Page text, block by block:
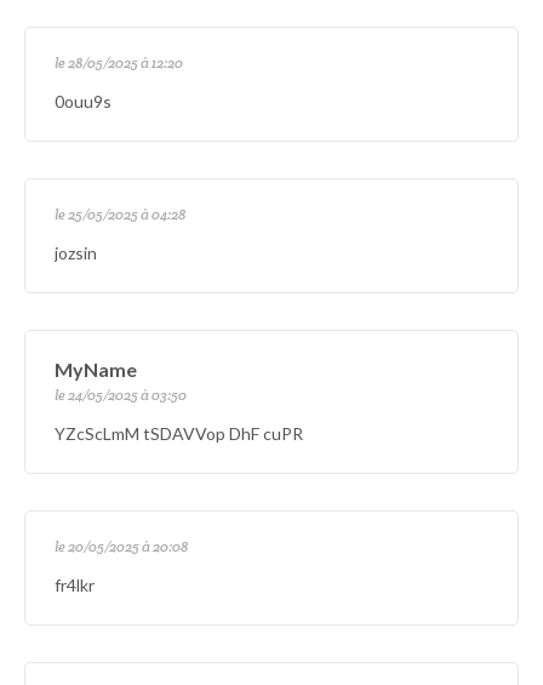
le 28/05/2025 à 12:20
0ouu9s
le 25/05/2025 à 04:28
jozsin
MyName
le 24/05/2025 à 03:50
YZcScLmM tSDAVVop DhF cuPR
le 20/05/2025 à 20:08
fr4lkr